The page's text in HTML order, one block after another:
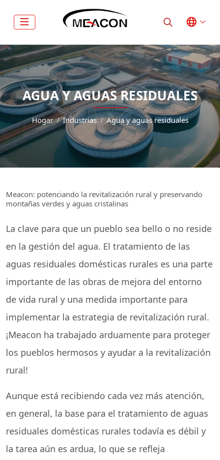
AGUA Y AGUAS RESIDUALES
Hogar Industrias Agua y aguas residuales
Meacon: potenciando la revitalización rural y preservando
montañas verdes y aguas cristalinas
La clave para que un pueblo sea bello o no reside
en la gestión del agua. El tratamiento de las
aguas residuales domésticas rurales es una parte
importante de las obras de mejora del entorno
de vida rural y una medida importante para
implementar la estrategia de revitalización rural.
¡Meacon ha trabajado arduamente para proteger
los pueblos hermosos y ayudar a la revitalización
rural!
Aunque está recibiendo cada vez más atención,
en general, la base para el tratamiento de aguas
residuales domésticas rurales todavía es débil y
la tarea aún es ardua, lo que se refleja